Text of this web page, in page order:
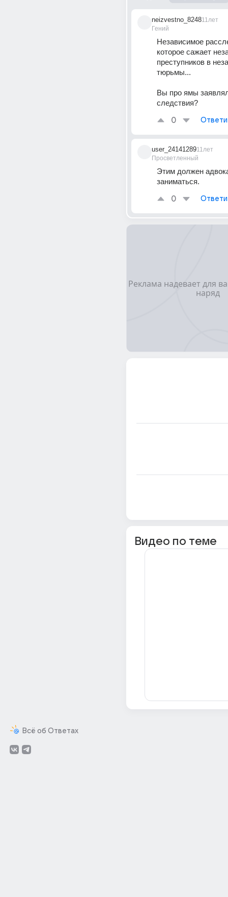
Всё об Ответах
neizvestno_8248
Гений
11лет
Независимое
которое сажает
преступников в
тюрьмы...
Вы про ямы
следствия?
0
user_24141289
Просветленный
11лет
Этим должен
заниматься.
0
Видео по теме